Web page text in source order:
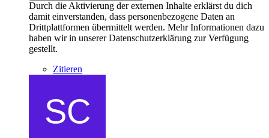
Durch die Aktivierung der externen Inhalte erklärst du dich
damit einverstanden, dass personenbezogene Daten an
Drittplattformen übermittelt werden. Mehr Informationen dazu
haben wir in unserer Datenschutzerklärung zur Verfügung
gestellt.
Zitieren